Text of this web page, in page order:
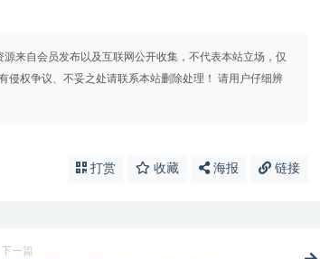
来自会员发布以及互联网公开收集，不代表本站立场，仅
侵权争议、不妥之处请联系本站删除处理！ 请用户仔细辨
打赏 收藏 海报 链接
下一篇